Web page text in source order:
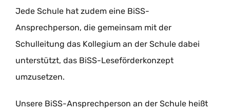
Jede Schule hat zudem eine BiSS-
Ansprechperson, die gemeinsam mit der
Schulleitung das Kollegium an der Schule dabei
unterstützt, das BiSS-Leseförderkonzept
umzusetzen.
Unsere BiSS-Ansprechperson an der Schule heißt